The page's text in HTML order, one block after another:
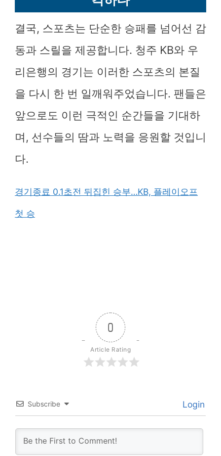
결국, 스포츠는 단순한 승패를 넘어선 감
동과 스릴을 제공합니다. 청주 KB와 우
리은행의 경기는 이러한 스포츠의 본질
을 다시 한 번 일깨워주었습니다. 팬들은
앞으로도 이런 극적인 순간들을 기대하
며, 선수들의 땀과 노력을 응원할 것입니
다.
경기종료 0.1초전 뒤집힌 승부…KB, 플레이오프
첫 승
0
Article Rating
Subscribe Login